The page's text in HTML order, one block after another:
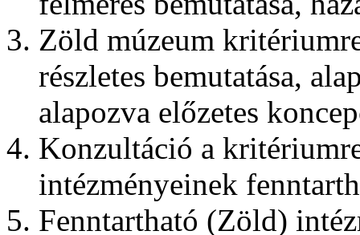
Zöld múzeum
részletes bemutatása,
alapozva előzetes
Konzultáció a
intézményeinek
Fenntartható (Zöld)